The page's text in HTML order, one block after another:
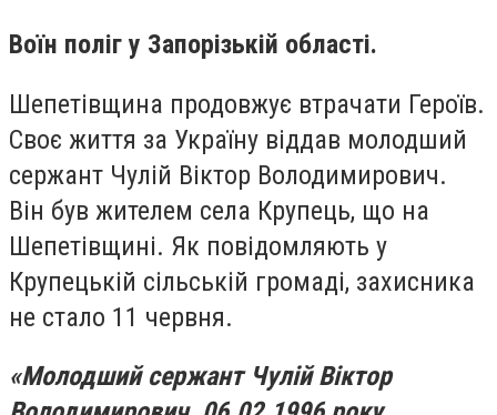
Воїн поліг у Запорізькій області.
Шепетівщина продовжує втрачати Героїв.
Своє життя за Україну віддав молодший
сержант Чулій Віктор Володимирович.
Він був жителем села Крупець, що на
Шепетівщині. Як повідомляють у
Крупецькій сільській громаді, захисника
не стало 11 червня.
«Молодший сержант Чулій Віктор